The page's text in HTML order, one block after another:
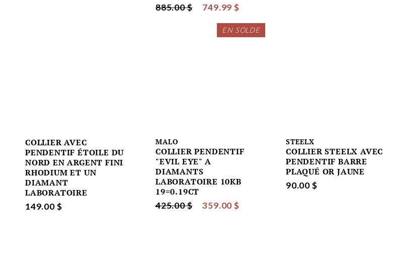
885.00 $ 749.99 $
COLLIER AVEC
PENDENTIF ÉTOILE DU
NORD EN ARGENT FINI
RHODIUM ET UN
DIAMANT
LABORATOIRE
149.00 $
EN SOLDE
MALO
COLLIER PENDENTIF
"EVIL EYE" A
DIAMANTS
LABORATOIRE 10KB
19=0.19CT
425.00 $ 359.00 $
STEELX
COLLIER STEELX AVEC
PENDENTIF BARRE
PLAQUÉ OR JAUNE
90.00 $